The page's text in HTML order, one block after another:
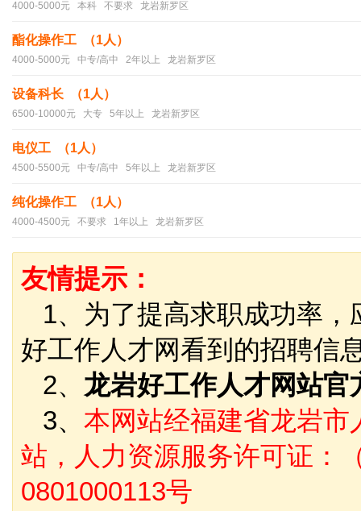
4000-5000元 本科 不要求 龙岩新罗区
酯化操作工 （1人）
4000-5000元 中专/高中 2年以上 龙岩新罗区
设备科长 （1人）
6500-10000元 大专 5年以上 龙岩新罗区
电仪工 （1人）
4500-5500元 中专/高中 5年以上 龙岩新罗区
纯化操作工 （1人）
4000-4500元 不要求 1年以上 龙岩新罗区
友情提示：
1、为了提高求职成功率，
好工作人才网看到的招聘信
2、 龙岩好工作人才网站
3、 本网站经福建省龙岩
站，人力资源服务许可证：
0801000113号